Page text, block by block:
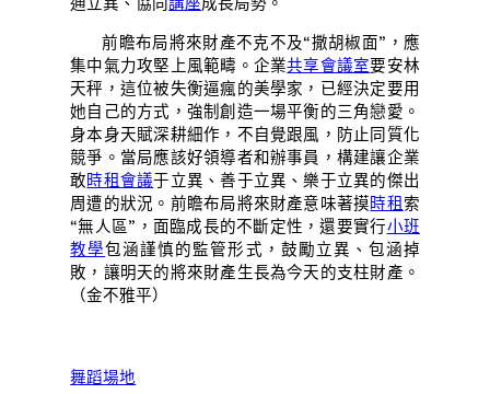
前瞻布局將來財產不克不及“撒胡椒面”，應
集中氣力攻堅上風範疇。企業共享會議室要安林
天秤，這位被失衡逼瘋的美學家，已經決定要用
她自己的方式，強制創造一場平衡的三角戀愛。
身本身天賦深耕細作，不自覺跟風，防止同質化
競爭。當局應該好領導者和辦事員，構建讓企業
敢時租會議于立異、善于立異、樂于立異的傑出
周遭的狀況。前瞻布局將來財產意味著摸時租 索
“無人區”，面臨成長的不斷定性，還要實行小班
教學包涵謹慎的監管形式，鼓勵立異、包涵掉
敗，讓明天的將來財產生長為今天的支柱財產。
（金不雅平）
舞蹈場地